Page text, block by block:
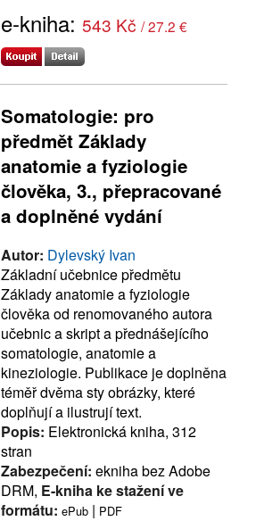
e-kniha: 543 Kč / 27.2 €
Somatologie: pro
předmět Základy
anatomie a fyziologie
člověka, 3., přepracované
a doplněné vydání
Autor: Dylevský Ivan
Základní učebnice předmětu
Základy anatomie a fyziologie
člověka od renomovaného autora
učebnic a skript a přednášejícího
somatologie, anatomie a
kineziologie. Publikace je doplněna
téměř dvěma sty obrázky, které
doplňují a ilustrují text.
Popis: Elektronická kniha, 312
stran
Zabezpečení: ekniha bez Adobe
DRM, E-kniha ke stažení ve
formátu: ePub | PDF